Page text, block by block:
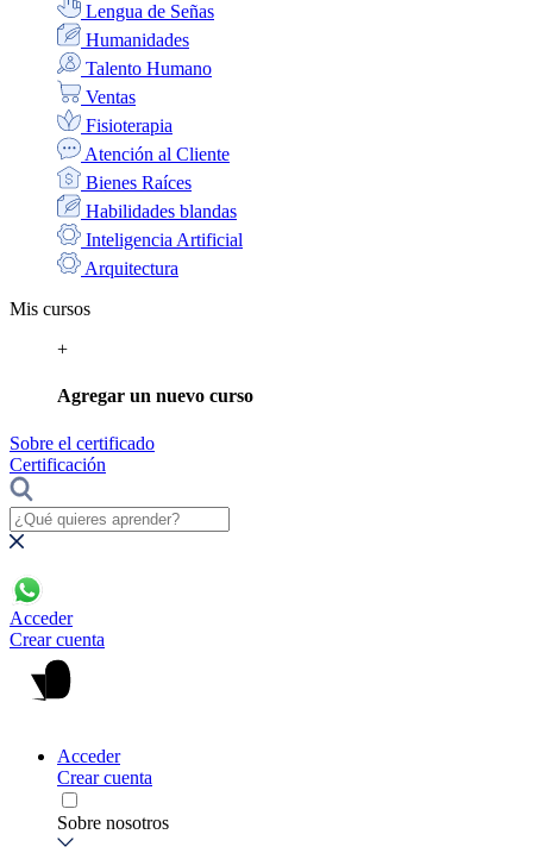
Lengua de Señas
Humanidades
Talento Humano
Ventas
Fisioterapia
Atención al Cliente
Bienes Raíces
Habilidades blandas
Inteligencia Artificial
Arquitectura
Mis cursos
+
Agregar un nuevo curso
Sobre el certificado
Certificación
Acceder
Crear cuenta
Acceder
Crear cuenta
Sobre nosotros